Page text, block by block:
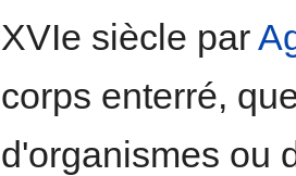
XVIe siècle par
corps enterré,
d'organismes ou